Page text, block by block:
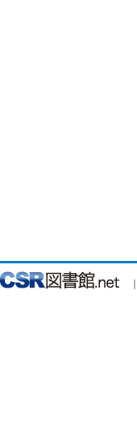
｜